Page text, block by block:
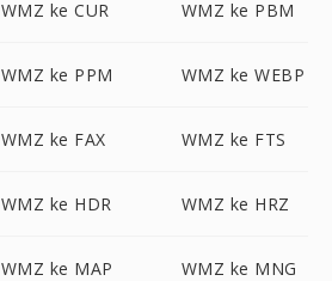
WMZ ke CUR WMZ ke PBM
WMZ ke PPM WMZ ke WEBP
WMZ ke FAX WMZ ke FTS
WMZ ke HDR WMZ ke HRZ
WMZ ke MAP WMZ ke MNG